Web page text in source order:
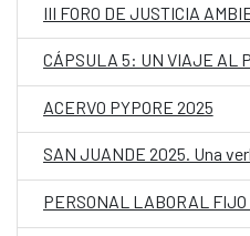
III FORO DE JUSTICIA
CÁPSULA 5: UN VIAJE AL
ACERVO PYPORE 2025
SAN JUANDE 2025. Una